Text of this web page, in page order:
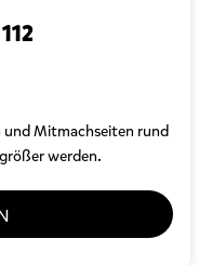
Mitmachseiten rund
werden.